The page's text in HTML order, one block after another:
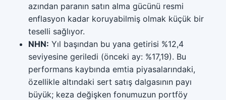
azından paranın satın alma gücünü resmi
enflasyon kadar koruyabilmiş olmak küçük bir
teselli sağlıyor.
NHN: Yıl başından bu yana getirisi %12,4
seviyesine geriledi (önceki ay: %17,19). Bu
performans kaybında emtia piyasalarındaki,
özellikle altındaki sert satış dalgasının payı
büyük; keza değişken fonumuzun portföy